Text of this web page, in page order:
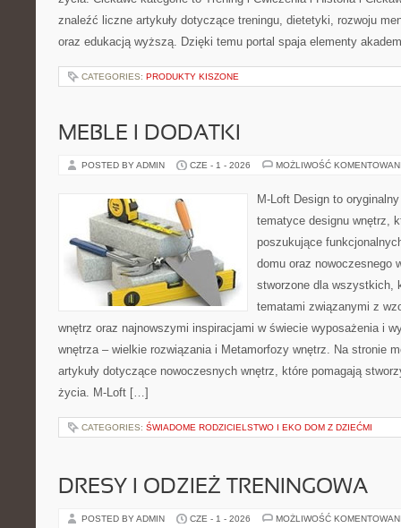
znaleźć liczne artykuły dotyczące treningu, dietetyki, rozwoju
oraz edukacją wyższą. Dzięki temu portal spaja elementy
CATEGORIES: PRODUKTY KISZONE
MEBLE I DODATKI
POSTED BY ADMIN CZE - 1 - 2026 MOŻLIWOŚĆ
M-Loft Design to
tematyce designu wnętrz,
poszukujące
domu oraz nowoczesnego
stworzone dla wszystkich,
tematami związanymi z
wnętrz oraz najnowszymi inspiracjami w świecie wyposażenia i
wnętrza – wielkie rozwiązania i Metamorfozy wnętrz. Na stronie
artykuły dotyczące nowoczesnych wnętrz, które pomagają
życia. M-Loft […]
CATEGORIES: ŚWIADOME RODZICIELSTWO I EKO DOM Z DZIEĆMI
DRESY I ODZIEŻ TRENINGOWA
POSTED BY ADMIN CZE - 1 - 2026 MOŻLIWOŚĆ